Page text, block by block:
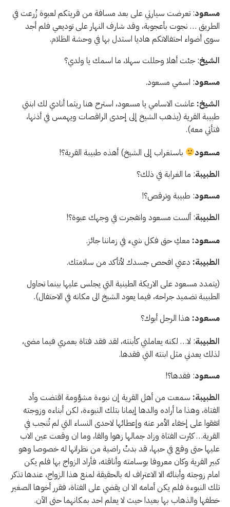
مسعود: تعرضت سيارتي على بعد مسافة من قريتكم لعبوة زُرعت في
الطريق … نجوت بأعجوبة، وقد شارف النهار على توديعي فلم أجد
سوى أضواء احتفالاتكم هاديا استدل بها في وحشة الظلام.
الشيخ: جئت أهلا وحللت سهلا، ما اسمك يا ولدي؟
مسعود: اسمي مسعود.
الشيخ: عاشت الاسامي يا مسعود، استرح هنا ريثما أنادي لك ابنتي
طبيبة القرية (يذهب الشيخ إلى إحدى الراقصات ويهمس في أذنها،
فتأتي معه).
مسعود
باستغراب إلى الشيخ) أهذه طبيبة القرية؟!
الطبيبة: ما الغرابة في ذلك؟
مسعود: طبيبة وترقص؟!
الطبيبة: ألست مسعود وانفجرت في وجهك عبوة؟!
مسعود: معكِ حق فكل شيء في زماننا جائز.
الطبيبة: دعني افحص جسدك لأتأكد من سلامتك.
(يتمدد مسعود على الاريكة الطينية التي يجلس عليها بينما تحاول
الطبيبة تضميد جراحه، فيما يعود الشيخ الى مكانه في الاحتفال).
مسعود: هذا الرجل أبوك؟
الطبيبة: لا… لكنه يعاملني كأبنته، لقد فقد فتاة بعمري فيما مضى،
لذلك يعدني مثل ابنته التي فقدها.
مسعود: فقدها؟!
الطبيبة: سمعت من أهل القرية إن نبوءة مشؤومة اقتضت وأد
الفتاة، وهذا ما أراده والدها إيمانا بتلك النبوءة، لكن أبناءه وزوجته
اتفقوا على إخفاء الأمر عنه وإعطائها لاحدى النساء التي لم تُنجب في
القرية… كبُرت الفتاة وزاد جمالها زهوا والقا، وما ان وقعت عين الاب
عليها حتى وقع في حبها، قد بدتْ راضية من نظراتها له خصوصا وهو
كبير القرية وكان معروفا بوسامته وأناقته، فأراد الزواج بها فلم يكن
امام زوجته وأبنائه الا الاعتراف له بالحقيقة لمنع هذا الزواج، عندها تذكر
تلك النبوءة فلم يكن أمامه الا ان يقضي على الفتاة، فقرر أخوها الصغير
خطفها والذهاب بها بعيدا حيث لا يعلم احد بمكانهما حتى الآن.